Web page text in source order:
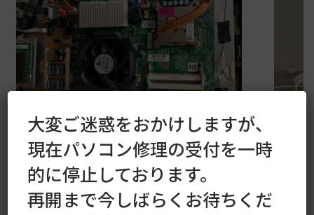
大変ご迷惑をおかけしますが、
現在パソコン修理の受付を一時
的に停止しております。
再開まで今しばらくお待ちくだ